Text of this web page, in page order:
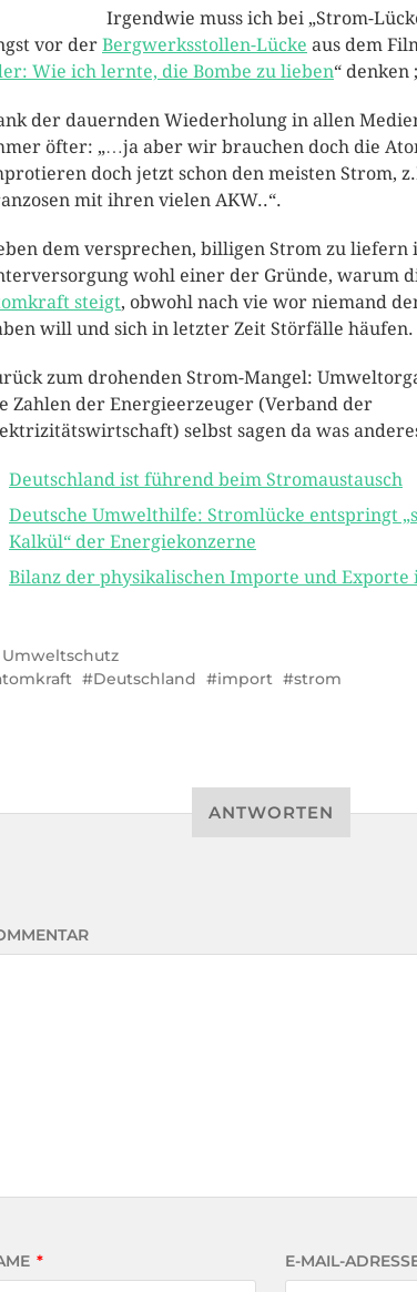
Irgendwie muss ich bei „Strom-
vor der Bergwerksstollen-Lücke aus dem
Wie ich lernte, die Bombe zu lieben“ denken
der dauernden Wiederholung in allen
öfter: „…ja aber wir brauchen doch die
doch jetzt schon den meisten Strom,
mit ihren vielen AKW..“.
dem versprechen, billigen Strom zu liefern
wohl einer der Gründe, warum
steigt, obwohl nach vie wor niemand
will und sich in letzter Zeit Störfälle häufen.
zum drohenden Strom-Mangel:
Zahlen der Energieerzeuger (Verband der
selbst sagen da was
Deutschland ist führend beim Stromaustausch
Deutsche Umwelthilfe: Stromlücke entspringt
Kalkül“ der Energiekonzerne
Bilanz der physikalischen Importe und Exporte
Umweltschutz
Deutschland import strom
ANTWORTEN
* E-MAIL-